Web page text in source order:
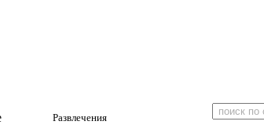
Развлечения